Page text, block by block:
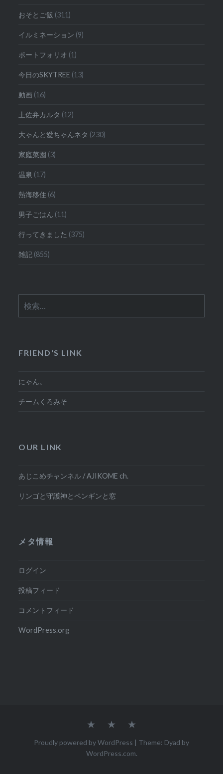
おそとご飯 (311)
イルミネーション (9)
ポートフォリオ (1)
今日のSKYTREE (13)
動画 (16)
土佐弁カルタ (12)
大ゃんと愛ちゃんネタ (230)
家庭菜園 (3)
温泉 (17)
熱海移住 (6)
男子ごはん (11)
行ってきました (375)
雑記 (855)
索:
FRIEND'S LINK
にゃん。
チームくろみそ
OUR LINK
あじこめチャンネル / AJIKOME ch.
リンゴと守護神とペンギンと窓
メタ情報
ログイン
投稿フィード
コメントフィード
WordPress.org
Home Dai
Ai
Proudly powered by WordPress | Theme: Dyad by
WordPress.com.